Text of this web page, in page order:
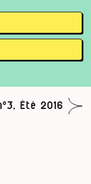
Été 2016